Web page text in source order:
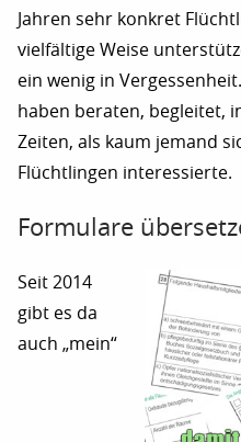
Jahren sehr konkret
vielfältige Weise
ein wenig in
haben beraten, begleitet,
Zeiten, als kaum jemand
Flüchtlingen interessierte.
Formulare
Seit 2014
gibt es da
auch „mein“